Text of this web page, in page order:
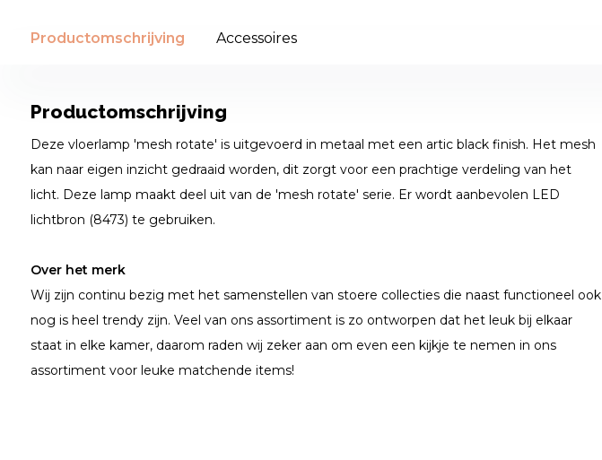
Productomschrijving Accessoires
Productomschrijving
Deze vloerlamp 'mesh rotate' is uitgevoerd in metaal met een artic black finish. Het mesh
kan naar eigen inzicht gedraaid worden, dit zorgt voor een prachtige verdeling van het
licht. Deze lamp maakt deel uit van de 'mesh rotate' serie. Er wordt aanbevolen LED
lichtbron (8473) te gebruiken.
Over het merk
Wij zijn continu bezig met het samenstellen van stoere collecties die naast functioneel ook
nog is heel trendy zijn. Veel van ons assortiment is zo ontworpen dat het leuk bij elkaar
staat in elke kamer, daarom raden wij zeker aan om even een kijkje te nemen in ons
assortiment voor leuke matchende items!